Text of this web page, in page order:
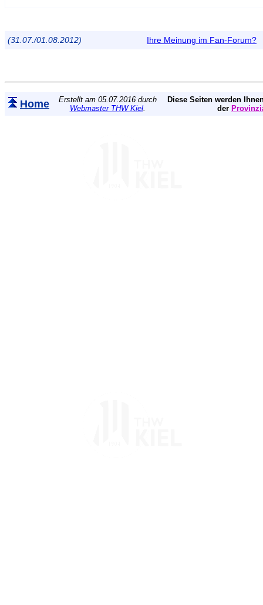
(31.07./01.08.2012) Ihre Meinung im Fan-Forum?
Home
Erstellt am 05.07.2016 durch
Webmaster THW Kiel.
Diese Seiten werden
der